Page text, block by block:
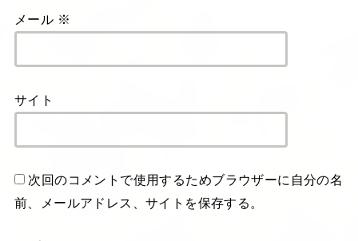
メール ※
サイト
次回のコメントで使用するためブラウザーに自分の名
前、メールアドレス、サイトを保存する。